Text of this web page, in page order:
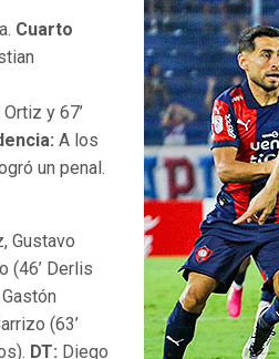
Cuarto
y 67’
A los
un penal.
Gustavo
(46’ Derlis
(63’
DT: Diego